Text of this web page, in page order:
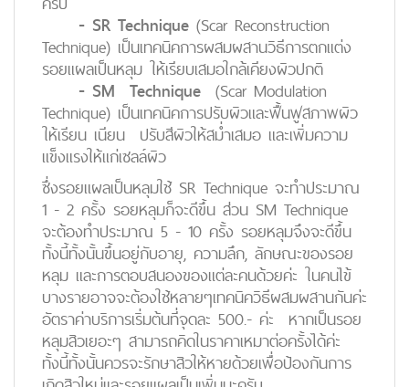
- SR Technique (Scar Reconstruction
Technique) เป็นเทคนิคการผสมผสานวิธีการตกแต่ง
รอยแผลเป็นหลุม ให้เรียบเสมอใกล้เคียงผิวปกติ
- SM Technique (Scar Modulation
Technique) เป็นเทคนิคการปรับผิวและฟื้นฟูสภาพผิว
ให้เรียน เนียน ปรับสีผิวให้สม่ำเสมอ และเพิ่มความ
แข็งแรงให้แก่เซลล์ผิว
ซึ่งรอยแผลเป็นหลุมใช้ SR Technique จะทำประมาณ
1 - 2 ครั้ง รอยหลุมก็จะดีขึ้น ส่วน SM Technique
จะต้องทำประมาณ 5 - 10 ครั้ง รอยหลุมจึงจะดีขึ้น
ทั้งนี้ทั้งนั้นขึ้นอยู่กับอายุ, ความลึก, ลักษณะของรอย
หลุม และการตอบสนองของแต่ละคนด้วยค่ะ ในคนไข้
บางรายอาจจะต้องใช้หลายๆเทคนิควิธีผสมผสานกันค่ะ
อัตราค่าบริการเริ่มต้นที่จุดละ 500.- ค่ะ หากเป็นรอย
หลุมสิวเยอะๆ สามารถคิดในราคาเหมาต่อครั้งได้ค่ะ
ทั้งนี้ทั้งนั้นควรจะรักษาสิวให้หายด้วยเพื่อป้องกันการ